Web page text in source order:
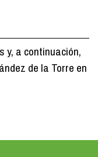
y, a continuación,
de la Torre en